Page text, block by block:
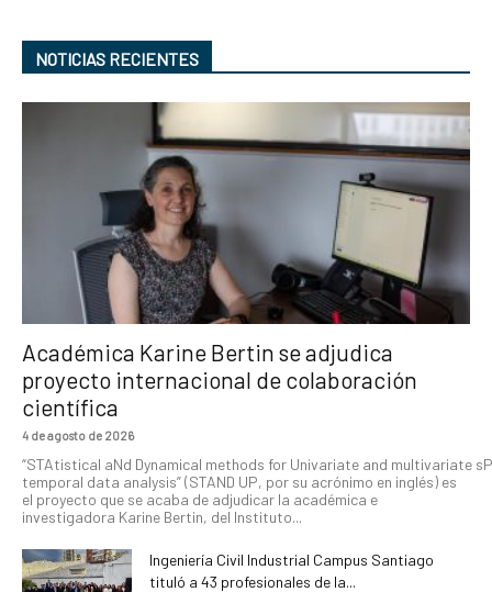
NOTICIAS RECIENTES
Académica Karine Bertin se adjudica
proyecto internacional de colaboración
científica
4 de agosto de 2026
“STAtistical aNd Dynamical methods for Univariate and multivariate
temporal data analysis” (STAND UP, por su acrónimo en inglés) es
el proyecto que se acaba de adjudicar la académica e
investigadora Karine Bertin, del Instituto...
Ingeniería Civil Industrial Campus Santiago
tituló a 43 profesionales de la...